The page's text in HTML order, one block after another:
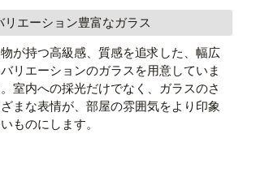
リエーション豊富なガラス
が持つ高級感、質感を追求した、幅広
リエーションのガラスを用意していま
室内への採光だけでなく、ガラスのさ
ざまな表情が、部屋の雰囲気をより印象
ものにします。